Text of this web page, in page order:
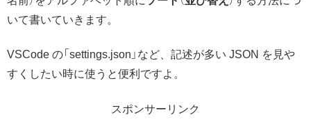
いて書いていきます。
VSCode の「settings.json」など、記述が多い JSON を見や
すくしたい時に使うと便利ですよ。
スポンサーリンク